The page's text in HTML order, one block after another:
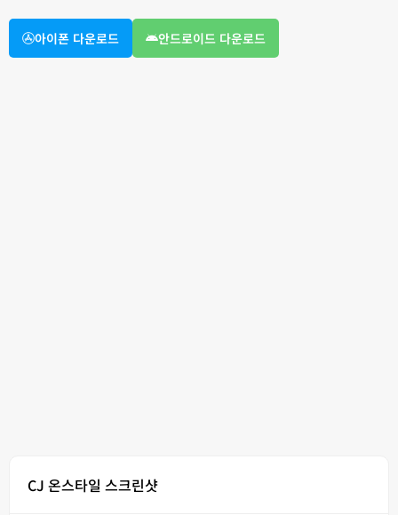
아이폰 다운로드 안드로이드 다운로드
CJ 온스타일 스크린샷